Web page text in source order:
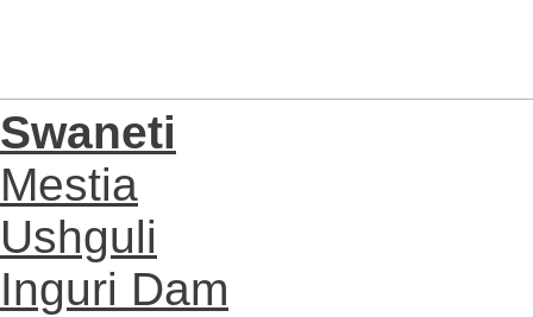
Swaneti
Mestia
Ushguli
Inguri Dam